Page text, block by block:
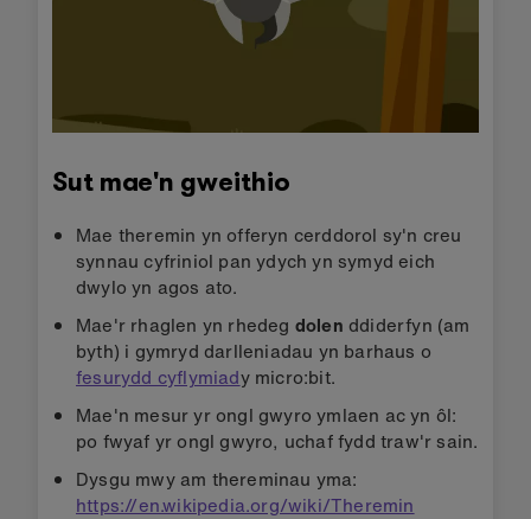
Sut mae'n gweithio
Mae theremin yn offeryn cerddorol sy'n creu
synnau cyfriniol pan ydych yn symyd eich
dwylo yn agos ato.
Mae'r rhaglen yn rhedeg dolen ddiderfyn (am
byth) i gymryd darlleniadau yn barhaus o
fesurydd cyflymiady micro:bit.
Mae'n mesur yr ongl gwyro ymlaen ac yn ôl:
po fwyaf yr ongl gwyro, uchaf fydd traw'r sain.
Dysgu mwy am thereminau yma:
https://en.wikipedia.org/wiki/Theremin